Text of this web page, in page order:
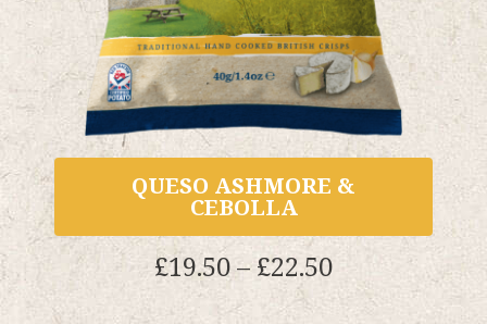
QUESO ASHMORE &
CEBOLLA
£19.50– £22.50Gama
de
precios: